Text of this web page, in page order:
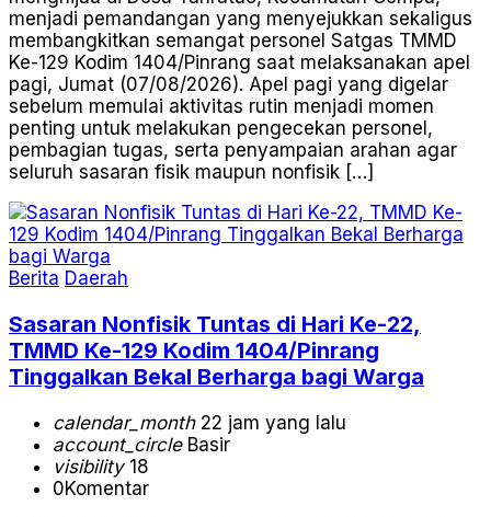
menjadi pemandangan yang menyejukkan sekaligus
membangkitkan semangat personel Satgas TMMD
Ke-129 Kodim 1404/Pinrang saat melaksanakan apel
pagi, Jumat (07/08/2026). Apel pagi yang digelar
sebelum memulai aktivitas rutin menjadi momen
penting untuk melakukan pengecekan personel,
pembagian tugas, serta penyampaian arahan agar
seluruh sasaran fisik maupun nonfisik […]
Berita Daerah
Sasaran Nonfisik Tuntas di Hari Ke-22,
TMMD Ke-129 Kodim 1404/Pinrang
Tinggalkan Bekal Berharga bagi Warga
calendar_month22 jam yang lalu
account_circleBasir
visibility18
0Komentar